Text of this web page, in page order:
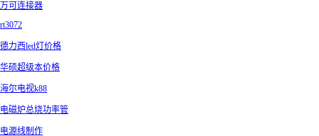
万可连接器
rt3072
德力西led灯价格
华硕超级本价格
海尔电视k88
电磁炉总烧功率管
电源线制作